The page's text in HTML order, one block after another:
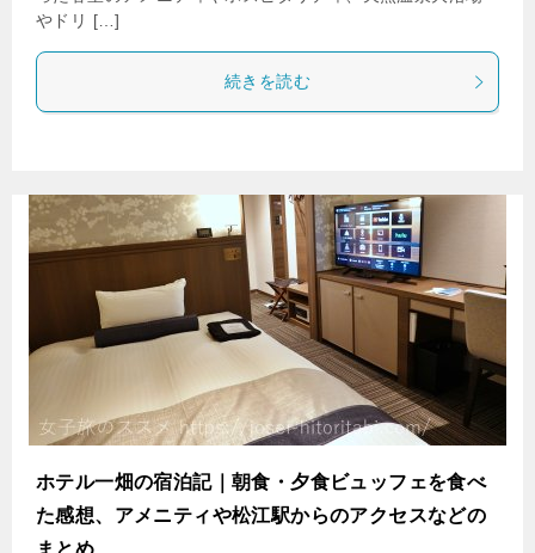
やドリ […]
続きを読む
ホテル一畑の宿泊記｜朝食・夕食ビュッフェを食べ
た感想、アメニティや松江駅からのアクセスなどの
まとめ